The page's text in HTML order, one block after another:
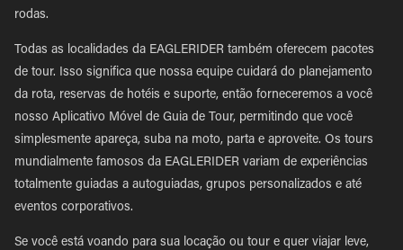
rodas.
Todas as localidades da EAGLERIDER também oferecem pacotes
de tour. Isso significa que nossa equipe cuidará do planejamento
da rota, reservas de hotéis e suporte, então forneceremos a você
nosso Aplicativo Móvel de Guia de Tour, permitindo que você
simplesmente apareça, suba na moto, parta e aproveite. Os tours
mundialmente famosos da EAGLERIDER variam de experiências
totalmente guiadas a autoguiadas, grupos personalizados e até
eventos corporativos.
Se você está voando para sua locação ou tour e quer viajar leve,